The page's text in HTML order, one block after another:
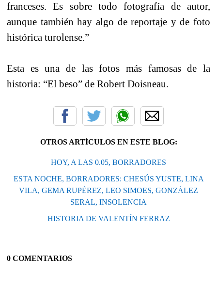
franceses. Es sobre todo fotografía de autor,
aunque también hay algo de reportaje y de foto
histórica turolense.”
Esta es una de las fotos más famosas de la
historia: “El beso” de Robert Doisneau.
OTROS ARTÍCULOS EN ESTE BLOG:
HOY, A LAS 0.05, BORRADORES
ESTA NOCHE, BORRADORES: CHESÚS YUSTE, LINA
VILA, GEMA RUPÉREZ, LEO SIMOES, GONZÁLEZ
SERAL, INSOLENCIA
HISTORIA DE VALENTÍN FERRAZ
0 COMENTARIOS